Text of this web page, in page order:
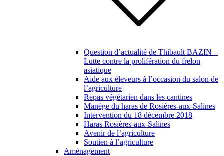
Question d’actualité de Thibault BAZIN –
Lutte contre la prolifération du frelon
asiatique
Aide aux éleveurs à l’occasion du salon de
l’agriculture
Repas végétarien dans les cantines
Manège du haras de Rosières-aux-Salines
Intervention du 18 décembre 2018
Haras Rosières-aux-Salines
Avenir de l’agriculture
Soutien à l’agriculture
Aménagement